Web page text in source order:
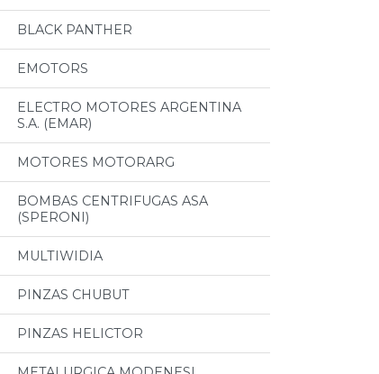
BLACK PANTHER
EMOTORS
ELECTRO MOTORES ARGENTINA
S.A. (EMAR)
MOTORES MOTORARG
BOMBAS CENTRIFUGAS ASA
(SPERONI)
MULTIWIDIA
PINZAS CHUBUT
PINZAS HELICTOR